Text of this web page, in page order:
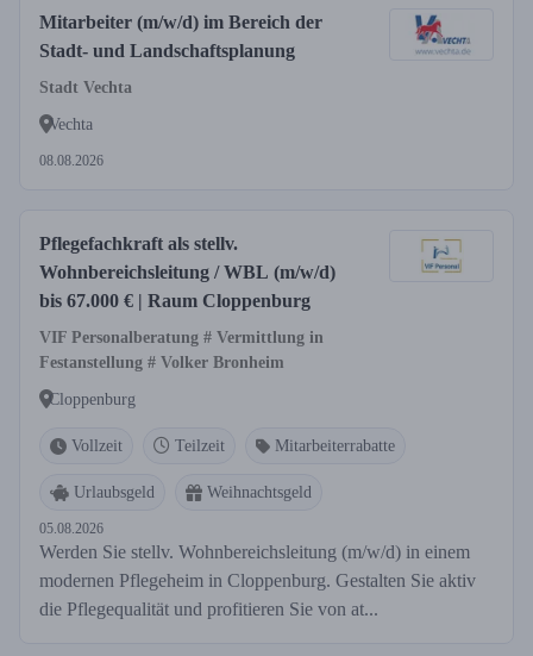
Mitarbeiter (m/w/d) im Bereich der
Stadt- und Landschaftsplanung
Stadt Vechta
Vechta
08.08.2026
Pflegefachkraft als stellv.
Wohnbereichsleitung / WBL (m/w/d)
bis 67.000 € | Raum Cloppenburg
VIF Personalberatung # Vermittlung in
Festanstellung # Volker Bronheim
Cloppenburg
Vollzeit Teilzeit Mitarbeiterrabatte
Urlaubsgeld Weihnachtsgeld
05.08.2026
Werden Sie stellv. Wohnbereichsleitung (m/w/d) in einem
modernen Pflegeheim in Cloppenburg. Gestalten Sie aktiv
die Pflegequalität und profitieren Sie von at...